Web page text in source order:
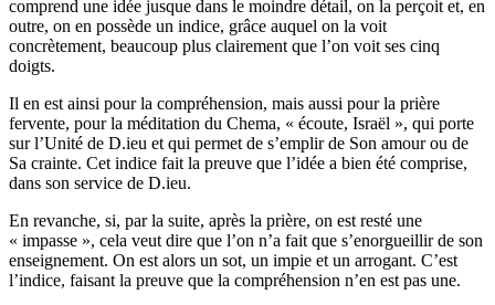
comprend une idée jusque dans le moindre détail, on la perçoit et, en
outre, on en possède un indice, grâce auquel on la voit
concrètement, beaucoup plus clairement que l’on voit ses cinq
doigts.
Il en est ainsi pour la compréhension, mais aussi pour la prière
fervente, pour la méditation du Chema, « écoute, Israël », qui porte
sur l’Unité de D.ieu et qui permet de s’emplir de Son amour ou de
Sa crainte. Cet indice fait la preuve que l’idée a bien été comprise,
dans son service de D.ieu.
En revanche, si, par la suite, après la prière, on est resté une
« impasse », cela veut dire que l’on n’a fait que s’enorgueillir de son
enseignement. On est alors un sot, un impie et un arrogant. C’est
l’indice, faisant la preuve que la compréhension n’en est pas une.